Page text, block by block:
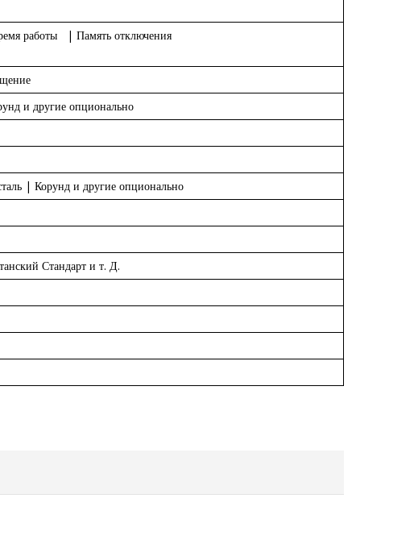
работы | Память отключения
и другие опционально
| Корунд и другие опционально
Стандарт и т. Д.